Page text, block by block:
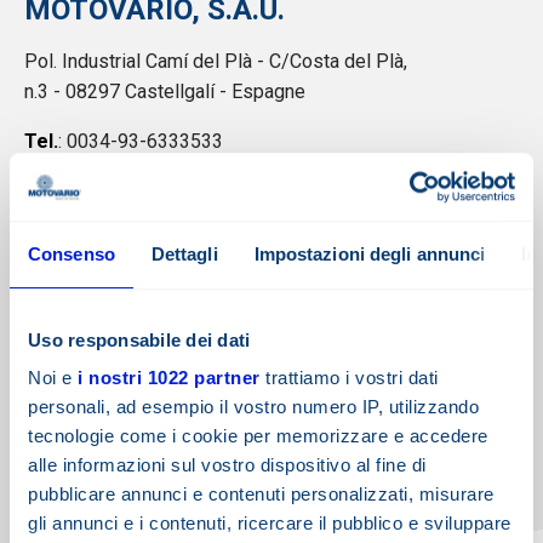
Consenso Dettagli Impostazioni degli annunci
Uso responsabile dei dati
Noi e i nostri 1022 partner trattiamo i vostri dati
personali, ad esempio il vostro numero IP, utilizzando
tecnologie come i cookie per memorizzare e accedere
alle informazioni sul vostro dispositivo al fine di
pubblicare annunci e contenuti personalizzati, misurare
gli annunci e i contenuti, ricercare il pubblico e sviluppare
MOTOVARIO, S.A.U.
Pol. Industrial Camí del Plà - C/Costa del Plà,
n.3 - 08297 Castellgalí - Espagne
Tel.: 0034-93-6333533
Email
E-mail:david.martin@motovario.es
Marchés fournis: Espagne
Entrepôt: Tous les produits MOTOVARIO
Activités: Pre-sales & after-sales, Entrepôt, service